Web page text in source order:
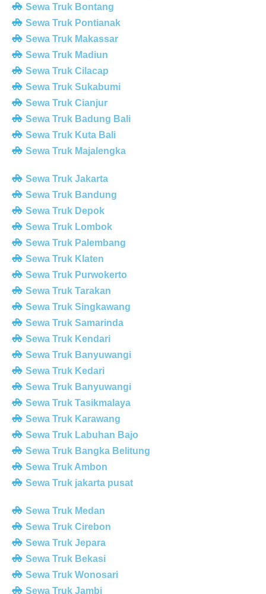
Sewa Truk Bontang
Sewa Truk Pontianak
Sewa Truk Makassar
Sewa Truk Madiun
Sewa Truk Cilacap
Sewa Truk Sukabumi
Sewa Truk Cianjur
Sewa Truk Badung Bali
Sewa Truk Kuta Bali
Sewa Truk Majalengka
Sewa Truk Jakarta
Sewa Truk Bandung
Sewa Truk Depok
Sewa Truk Lombok
Sewa Truk Palembang
Sewa Truk Klaten
Sewa Truk Purwokerto
Sewa Truk Tarakan
Sewa Truk Singkawang
Sewa Truk Samarinda
Sewa Truk Kendari
Sewa Truk Banyuwangi
Sewa Truk Kedari
Sewa Truk Banyuwangi
Sewa Truk Tasikmalaya
Sewa Truk Karawang
Sewa Truk Labuhan Bajo
Sewa Truk Bangka Belitung
Sewa Truk Ambon
Sewa Truk jakarta pusat
Sewa Truk Medan
Sewa Truk Cirebon
Sewa Truk Jepara
Sewa Truk Bekasi
Sewa Truk Wonosari
Sewa Truk Jambi